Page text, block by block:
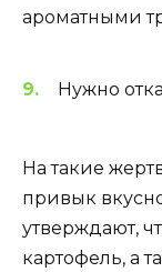
ароматными
Нужно
На такие
привык
утверждают,
картофель, а